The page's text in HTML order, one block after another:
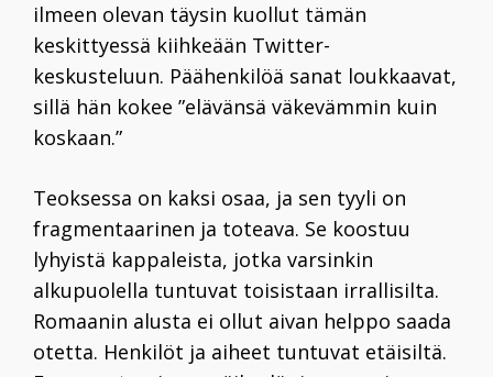
ilmeen olevan täysin kuollut tämän
keskittyessä kiihkeään Twitter-
keskusteluun. Päähenkilöä sanat loukkaavat,
sillä hän kokee ”elävänsä väkevämmin kuin
koskaan.”
Teoksessa on kaksi osaa, ja sen tyyli on
fragmentaarinen ja toteava. Se koostuu
lyhyistä kappaleista, jotka varsinkin
alkupuolella tuntuvat toisistaan irrallisilta.
Romaanin alusta ei ollut aivan helppo saada
otetta. Henkilöt ja aiheet tuntuvat etäisiltä.